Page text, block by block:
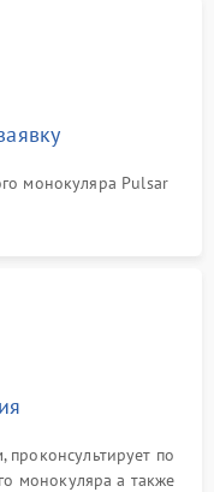
монокуляра Pulsar
по
монокуляра а также